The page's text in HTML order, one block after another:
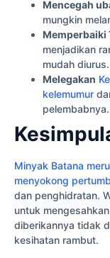
Mencegah
mungkin
Memperbaiki
menjadikan
mudah diurus.
Melegakan
kelemumur
pelembabnya.
Minyak Batana
menyokong
dan penghidratan.
untuk
diberikannya tidak
kesihatan rambut.